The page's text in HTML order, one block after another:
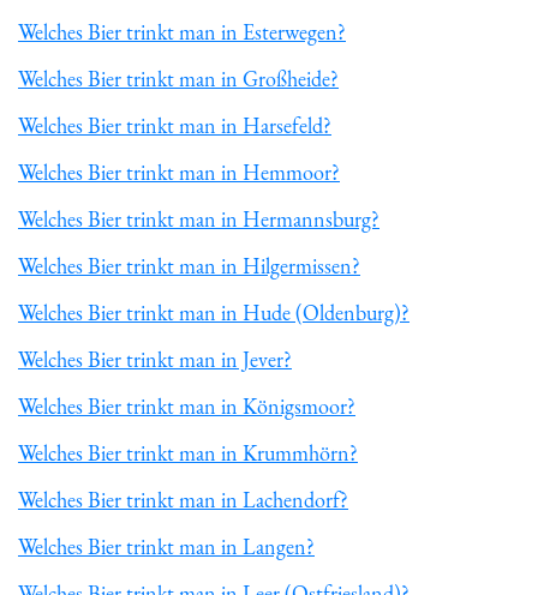
Welches Bier trinkt man in Esterwegen?
Welches Bier trinkt man in Großheide?
Welches Bier trinkt man in Harsefeld?
Welches Bier trinkt man in Hemmoor?
Welches Bier trinkt man in Hermannsburg?
Welches Bier trinkt man in Hilgermissen?
Welches Bier trinkt man in Hude (Oldenburg)?
Welches Bier trinkt man in Jever?
Welches Bier trinkt man in Königsmoor?
Welches Bier trinkt man in Krummhörn?
Welches Bier trinkt man in Lachendorf?
Welches Bier trinkt man in Langen?